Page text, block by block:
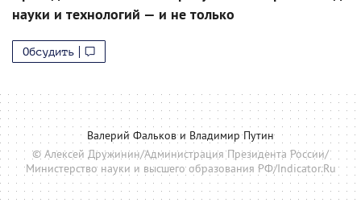
науки и технологий — и не только
Обсудить
Валерий Фальков и Владимир Путин
© Алексей Дружинин/Администрация Президента России/
Министерство науки и высшего образования РФ/Indicator.Ru